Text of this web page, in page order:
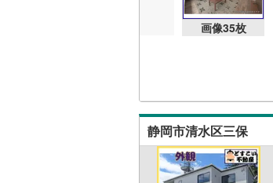
画像35枚
静岡市清水区三保